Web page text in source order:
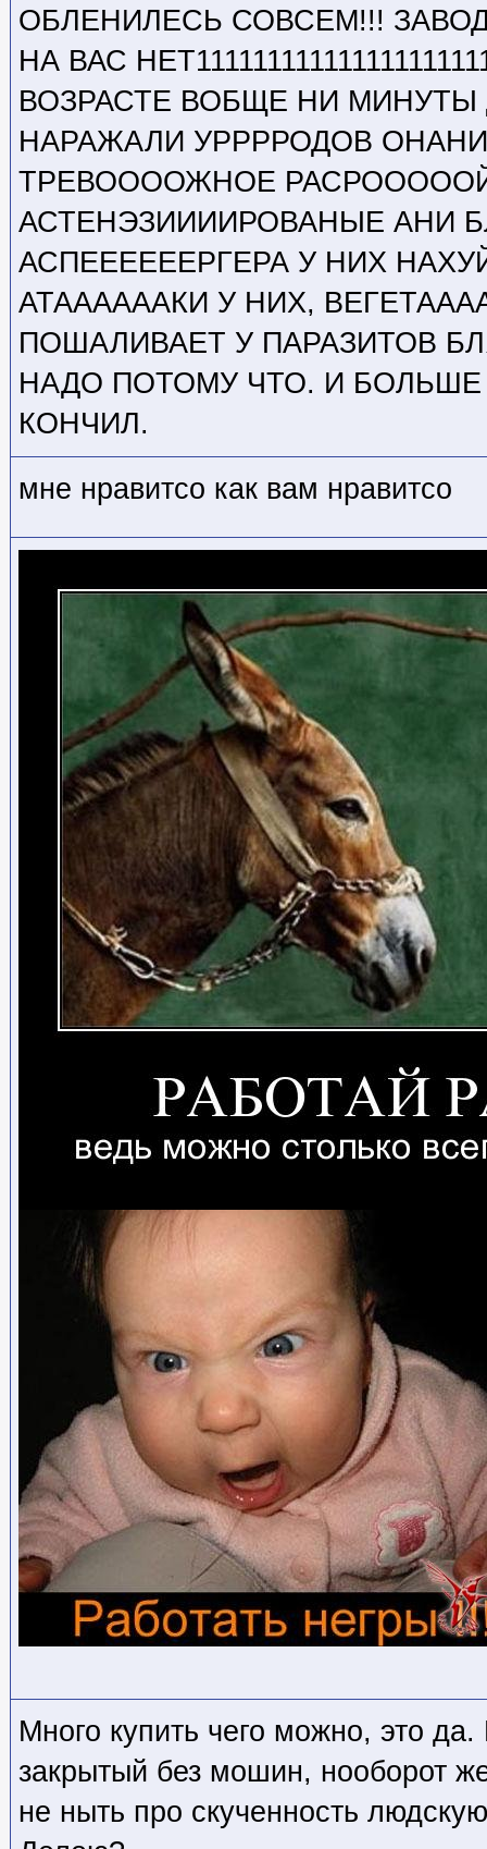
ОБЛЕНИЛЕСЬ СОВСЕМ!!!
НА ВАС
ВОЗРАСТЕ ВОБЩЕ НИ МИНУТЫ
НАРАЖАЛИ УРРРРОДОВ
ТРЕВООООЖНОЕ
АСТЕНЭЗИИИИРОВАНЫЕ АНИ
АСПЕЕЕЕЕЕРГЕРА У НИХ
АТААААААКИ У НИХ,
ПОШАЛИВАЕТ У ПАРАЗИТОВ
НАДО ПОТОМУ ЧТО. И БОЛЬШЕ
КОНЧИЛ.
мне нравитсо как вам нравитсо
Много купить чего можно, это
закрытый без мошин, нооборот
не ныть про скученность